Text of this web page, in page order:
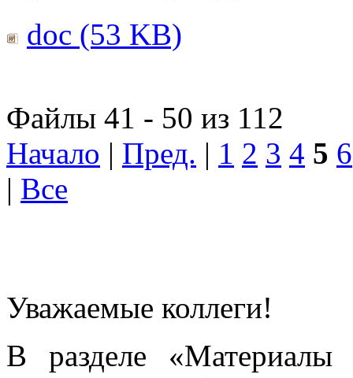
doc (53 KB)
Файлы 41 - 50 из 112
Начало | Пред. | 1 2 3 4 5 6
| Все
Уважаемые коллеги!
В разделе «Материалы